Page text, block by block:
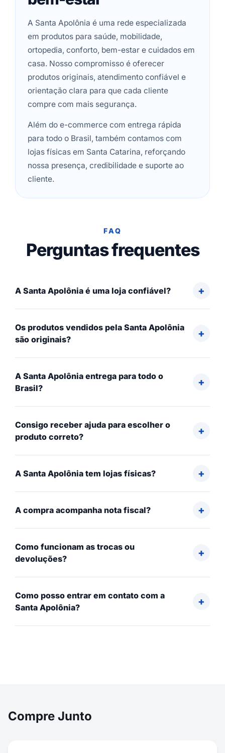
A Santa Apolônia é uma rede especializada
em produtos para saúde, mobilidade,
ortopedia, conforto, bem-estar e cuidados em
casa. Nosso compromisso é oferecer
produtos originais, atendimento confiável e
orientação clara para que cada cliente
compre com mais segurança.
Além do e-commerce com entrega rápida
para todo o Brasil, também contamos com
lojas físicas em Santa Catarina, reforçando
nossa presença, credibilidade e suporte ao
cliente.
FAQ
Perguntas frequentes
A Santa Apolônia é uma loja confiável?
Os produtos vendidos pela Santa Apolônia
são originais?
A Santa Apolônia entrega para todo o
Brasil?
Consigo receber ajuda para escolher o
produto correto?
A Santa Apolônia tem lojas físicas?
A compra acompanha nota fiscal?
Como funcionam as trocas ou
devoluções?
Como posso entrar em contato com a
Santa Apolônia?
Compre Junto